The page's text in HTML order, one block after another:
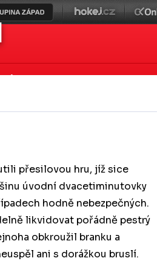
Klub Historie
přesilovou hru, jíž sice
úvodní dvacetiminutovky
hodně nebezpečných.
likvidovat pořádně pestrý
obkroužil branku a
ani s dorážkou bruslí.